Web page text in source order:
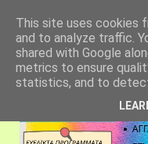
This site uses cookies
and to analyze traffic.
shared with Google
metrics to ensure
statistics, and to